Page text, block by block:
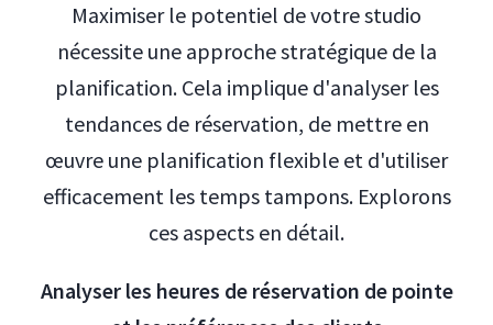
Maximiser le potentiel de votre studio
nécessite une approche stratégique de la
planification. Cela implique d'analyser les
tendances de réservation, de mettre en
œuvre une planification flexible et d'utiliser
efficacement les temps tampons. Explorons
ces aspects en détail.
Analyser les heures de réservation de pointe